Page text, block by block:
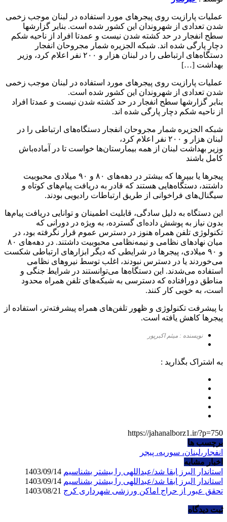
عملیات پارازیت روی پیجرهای مورد استفاده در لبنان موجب زخمی
شدن تعدادی از شهروندان این کشور شده است. بنابر گزارشها
سطح انفجار در حد کشته شدن نیست و عمدتا افراد از ناحیه شکم
دچار پارگی شده اند. شبکه الجزیره شمار مجروحان انفجار
دستگاه‌های ارتباطی را در لبنان هزار و ۲۰۰ نفر اعلام کرد، وزیر
بهداشت […]
عملیات پارازیت روی پیجرهای مورد استفاده در لبنان موجب زخمی
شدن تعدادی از شهروندان این کشور شده است.
بنابر گزارشها سطح انفجار در حد کشته شدن نیست و عمدتا افراد
از ناحیه شکم دچار پارگی شده اند.
شبکه الجزیره شمار مجروحان انفجار دستگاه‌های ارتباطی را در
لبنان هزار و ۲۰۰ نفر اعلام کرد،
وزیر بهداشت لبنان از همه بیمارستان‌ها خواست تا در آماده‌باش
کامل باشند
پیجرها یا بیپرها که بیشتر در دهه‌های ۸۰ و ۹۰ میلادی محبوبیت
داشتند، دستگاه‌هایی هستند که قادر به دریافت پیام‌های کوتاه و
سیگنال‌های فراخوانی از طریق ارتباطات رادیویی بودند.
این دستگاه به دلیل سادگی، قابلیت اطمینان و توانایی دریافت پیام‌ها
بدون نیاز به پوشش داده‌ای گسترده، به ویژه در دورانی که
تکنولوژی تلفن همراه هنوز در دسترس عموم قرار نگرفته بود، در
میان نهادهای نظامی و نیمه‌نظامی محبوبیت داشتند. در دهه‌های ۸۰
و ۹۰ میلادی، پیجرها در شرایطی که دیگر ابزارهای ارتباطی شکست
می‌خوردند یا در دسترس نبودند، اغلب توسط نیروهای نظامی
استفاده می‌شدند. این دستگاه‌ها می‌توانستند در شرایط جنگی و
مناطق دورافتاده که دسترسی به شبکه‌های تلفن همراه محدود
است، به خوبی کار کنند.
با پیشرفت تکنولوژی و ظهور تلفن‌های همراه پیشرفته‌تر، استفاده از
پیجرها کاهش یافته است.
نویسنده : میثم اکبرپور
به اشتراک بگذارید :
https://jahanalborz1.ir/?p=750
برچسب ها
انفجار،لبنان، سوریه، پیجر
اخبار مشابه
استاندار البرز ابقا شد/عبداللهی را بیشتر بشناسیم
استاندار البرز ابقا شد/عبداللهی را بیشتر بشناسیم
تحقق عبور از حراج اماکن ورزشی شهرداری کرج
ثبت دیدگاه